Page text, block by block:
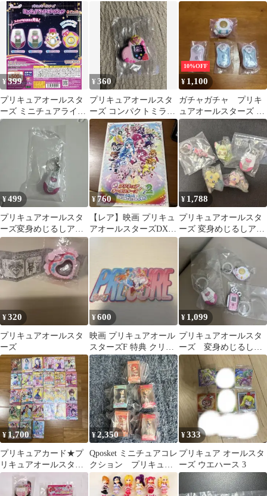
セレクション カードコ
ミューン ガチャ
トセレクション2 スイ
ーツパクト2個
チャーム ガチャ
¥399
プリキュアオールスタ
ーズ ミニチュアライト
セレクション
¥360
プリキュアオールスタ
ーズ コンパクトミラー
コレクションSP4
10%OFF
¥ 1,100
ガチャガチャ プリキ
ュアオールスターズ ミ
ニチュアライトセレク
ション2
¥499
プリキュアオールスタ
ーズ変身めじるしアク
セサリー カードコミュ
ーン
¥760
【レア】映画 プリキュ
アオールスターズDX2
希望の光 レインボージ
¥ 1,788
プリキュアオールスタ
ーズ 変身めじるしアク
セサリー 全5種セット
¥320
プリキュアオールスタ
ーズ
¥600
映画 プリキュアオール
スターズF 特典 クリア
カード ひろがるスカ
イ！プリキュア
¥ 1,099
プリキュアオールスタ
ーズ 変身めじるしア
クセサリー
¥1,700
プリキュアカード★プ
リキュアオールスター
ズ★まとめ売り★27枚
¥2,350
Qposket ミニチュアコレ
クション プリキュア
オールスターズ 5個セ
ット
¥333
プリキュア オールスタ
ーズ ウエハース 3